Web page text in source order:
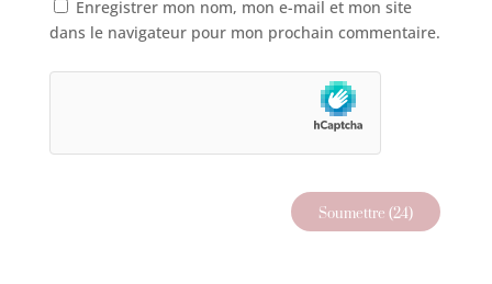
Enregistrer mon nom, mon e-mail et mon site
dans le navigateur pour mon prochain commentaire.